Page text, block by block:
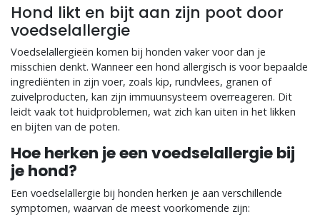
Hond likt en bijt aan zijn poot door
voedselallergie
Voedselallergieën komen bij honden vaker voor dan je
misschien denkt. Wanneer een hond allergisch is voor bepaalde
ingrediënten in zijn voer, zoals kip, rundvlees, granen of
zuivelproducten, kan zijn immuunsysteem overreageren. Dit
leidt vaak tot huidproblemen, wat zich kan uiten in het likken
en bijten van de poten.
Hoe herken je een voedselallergie bij
je hond?
Een voedselallergie bij honden herken je aan verschillende
symptomen, waarvan de meest voorkomende zijn: